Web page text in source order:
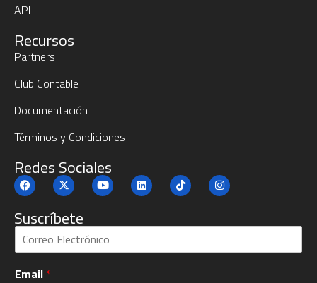
API
Recursos
Partners
Club Contable
Documentación
Términos y Condiciones
Redes Sociales
Suscríbete
S
c
Email *